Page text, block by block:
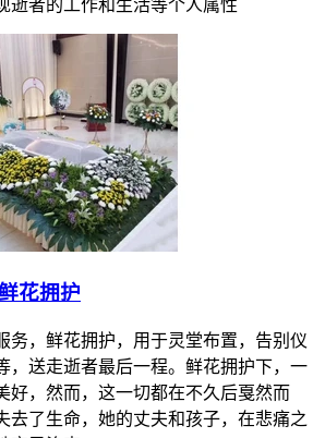
逝者的工作和生活等个人属性
花拥护
务，鲜花拥护，用于灵堂布置，告别仪
，送走逝者最后一程。鲜花拥护下，一
好，然而，这一切都在不久后戛然而
去了生命，她的丈夫和孩子，在悲痛之